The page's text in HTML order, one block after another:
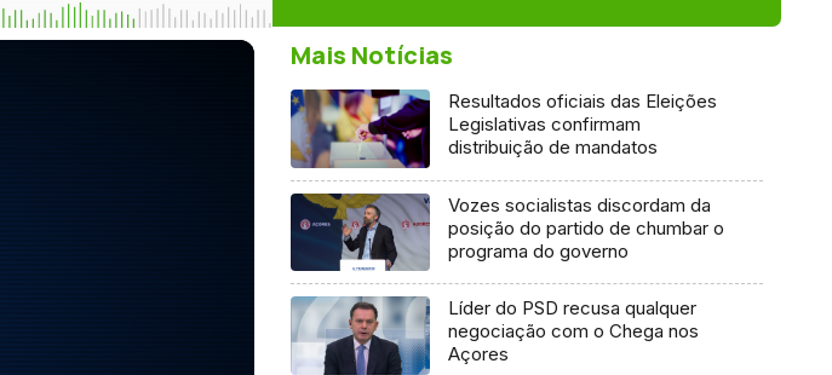
Mais Notícias
Resultados oficiais das Eleições
Legislativas confirmam
distribuição de mandatos
Vozes socialistas discordam da
posição do partido de chumbar o
programa do governo
Líder do PSD recusa qualquer
negociação com o Chega nos
Açores